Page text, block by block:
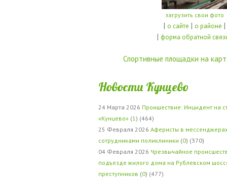
загрузить свои фото
| о сайте | о районе |
| форма обратной
Спортивные площадки на
Новости Кунцево
24 Марта 2026 Проишествие: Инцидент на
«Кунцево» (1 ) (464)
25 Февраля 2026 Аферисты в
сотрудниками поликлиники (0) (370)
04 Февраля 2026 Чрезвычайное
подъезде жилого дома на Рублевском
преступников (0) (477)